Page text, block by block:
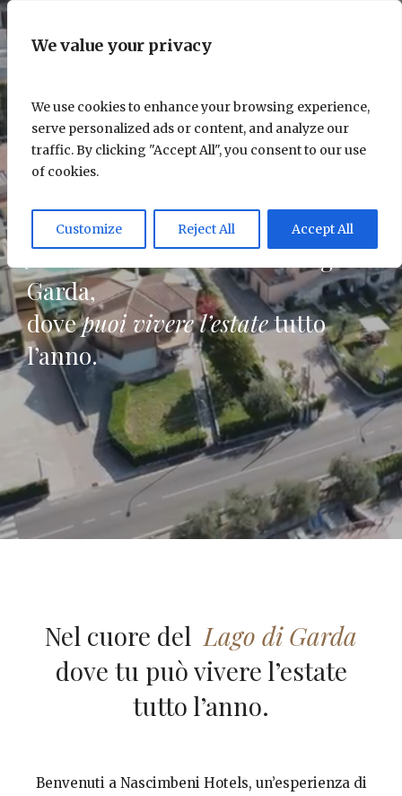
We value your privacy
We use cookies to enhance your browsing experience,
serve personalized ads or content, and analyze our
traffic. By clicking "Accept All", you consent to our use
of cookies.
Customize Reject All Accept All
Nascimbeni. Nel cuore del Lago di
Garda,
dovepuoi vivere l’estatetutto
l’anno.
Nel cuore del Lago di Garda
dove tu può vivere l’estate
tutto l’anno.
Benvenuti a Nascimbeni Hotels, un’esperienza di